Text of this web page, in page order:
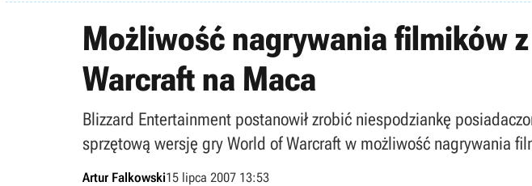
Możliwość nagrywania filmików
Warcraft na Maca
Blizzard Entertainment postanowił zrobić niespodziankę
sprzętową wersję gry World of Warcraft w możliwość nagrywania
Artur Falkowski15 lipca 2007 13:53